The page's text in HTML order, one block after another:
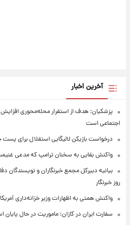
آخرین اخبار
پزشکیان: هدف از استقرار محله‌محوری
اجتماعی است
درخواست بازیکن لالیگایی استقلال برای
واکنش بقایی به سخنان ترامپ که مدعی
بیانیه دبیرکل مجمع خبرنگاران و
روز خبرنگار
واکنش همتی به اظهارات وزیر خزانه‌داری آمریکا
سفارت ایران در کازان: ماموریت در حال پایان